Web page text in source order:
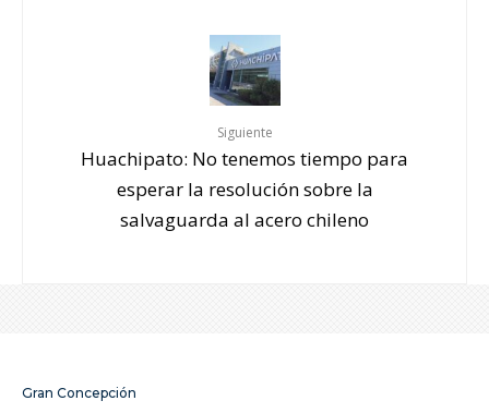
Siguiente
Huachipato: No tenemos tiempo para
esperar la resolución sobre la
salvaguarda al acero chileno
Gran Concepción